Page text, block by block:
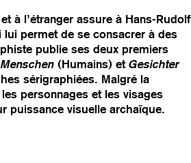
à l’étranger assure à Hans-Rudolf
lui permet de se consacrer à des
publie ses deux premiers
Menschen (Humains) et Gesichter
sérigraphiées. Malgré la
personnages et les visages
puissance visuelle archaïque.